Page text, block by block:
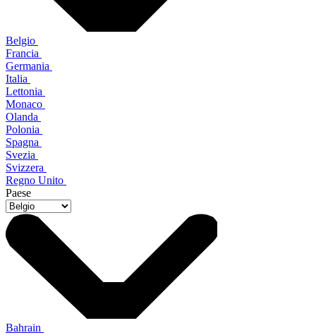
Belgio
Francia
Germania
Italia
Lettonia
Monaco
Olanda
Polonia
Spagna
Svezia
Svizzera
Regno Unito
Paese
Bahrain